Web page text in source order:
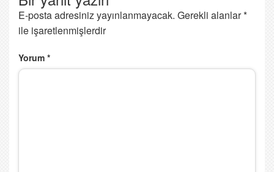
E-posta adresiniz yayınlanmayacak. Gerekli alanlar*
ile işaretlenmişlerdir
Yorum *